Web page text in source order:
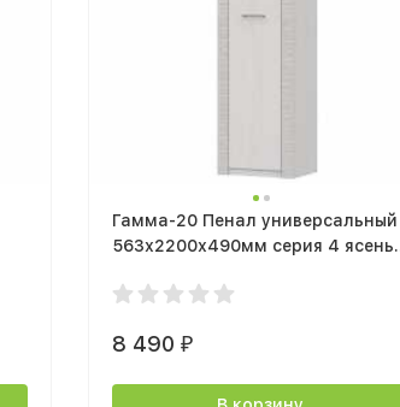
Гамма-20 Пенал универсальный
563х2200х490мм серия 4 ясень
8 490₽